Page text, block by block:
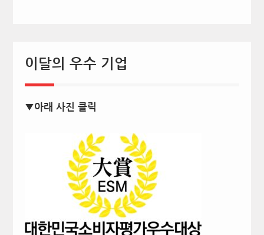
이달의 우수 기업
▼아래 사진 클릭